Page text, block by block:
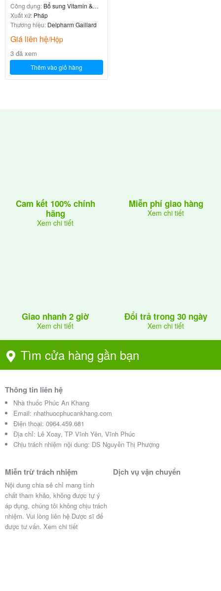
Công dụng: Bổ sung Vitamin &
khoáng chất
Xuất xứ: Pháp
Thương hiệu: Delpharm Gaillard
Giá liên hệ/Hộp
3 đã xem
Thêm vào giỏ hàng
Cam kết 100% chính
hãng
Xem chi tiết
Miễn phí giao hàng
Xem chi tiết
Giao nhanh 2 giờ
Xem chi tiết
Đổi trả trong 30 ngày
Xem chi tiết
Tìm cửa hàng gần bạn
Thông tin liên hệ
Nhà thuốc Phúc An Khang
Email: nhathuocphucankhang.com
Điện thoại: 0964.459.681
Địa chỉ: Lê Xoay, TP Vĩnh Yên, Vĩnh Phúc
Chịu trách nhiệm nội dung: DS Nguyễn Thị Phượng
Miễn trừ trách nhiệm
Nội dung chia sẻ chỉ mang tính
chất tham khảo, không được tự ý
áp dụng, chúng tôi không chịu trách
nhiệm. Vui lòng liên hệ Dược sĩ để
được tư vấn. Xem chi tiết
Dịch vụ vận chuyển